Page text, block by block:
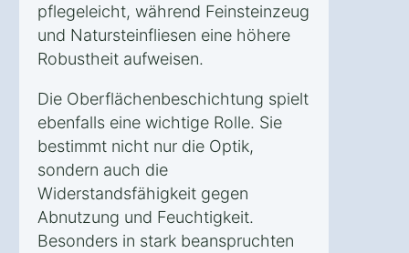
pflegeleicht, während Feinsteinzeug
und Natursteinfliesen eine höhere
Robustheit aufweisen.
Die Oberflächenbeschichtung spielt
ebenfalls eine wichtige Rolle. Sie
bestimmt nicht nur die Optik,
sondern auch die
Widerstandsfähigkeit gegen
Abnutzung und Feuchtigkeit.
Besonders in stark beanspruchten